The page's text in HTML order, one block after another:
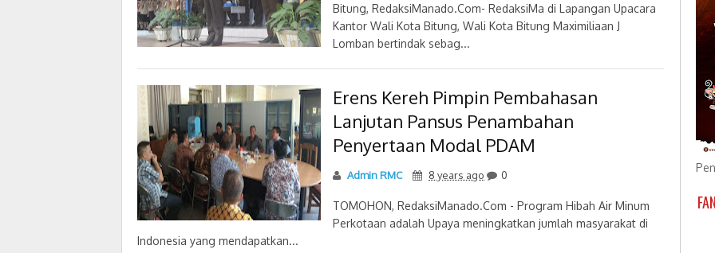
Bitung, RedaksiManado.Com- RedaksiMa di Lapangan Upacara
Kantor Wali Kota Bitung, Wali Kota Bitung Maximiliaan J
Lomban bertindak sebag...
Erens Kereh Pimpin Pembahasan
Lanjutan Pansus Penambahan
Penyertaan Modal PDAM
Admin RMC 8 years ago 0
TOMOHON, RedaksiManado.Com - Program Hibah Air Minum
Perkotaan adalah Upaya meningkatkan jumlah masyarakat di
Indonesia yang mendapatkan...